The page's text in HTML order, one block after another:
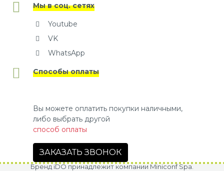
Мы в соц. сетях
Youtube
VK
WhatsApp
Способы оплаты
Вы можете оплатить покупки наличными,
либо выбрать другой
способ оплаты
ЗАКАЗАТЬ ЗВОНОК
Бренд iDO принадлежит компании Miniconf Spa.